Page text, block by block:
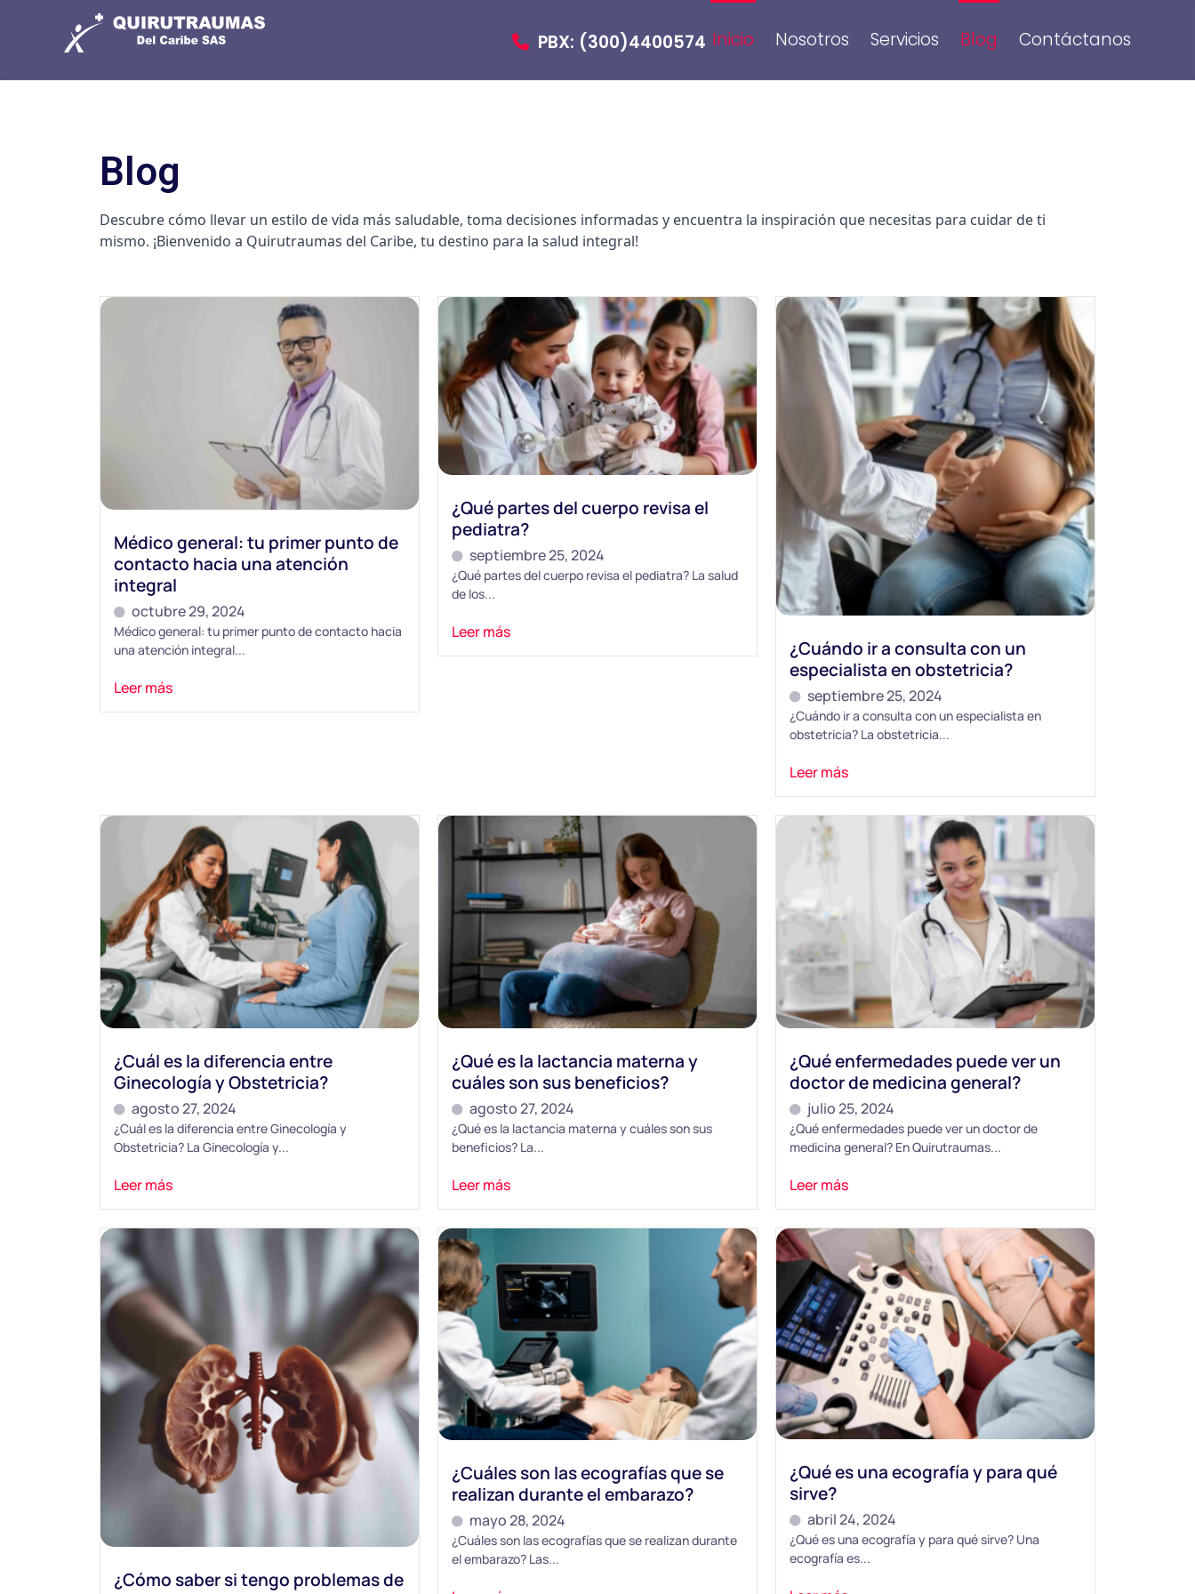
PBX: (300)4400574 Inicio Nosotros Servicios Blog Contáctanos
Blog
Descubre cómo llevar un estilo de vida más saludable, toma decisiones informadas y encuentra la inspiración que necesitas para cuidar de ti
mismo. ¡Bienvenido a Quirutraumas del Caribe, tu destino para la salud integral!
Médico general: tu primer punto de
contacto hacia una atención
integral
octubre 29, 2024
Médico general: tu primer punto de contacto hacia
una atención integral...
Leer más
¿Qué partes del cuerpo revisa el
pediatra?
septiembre 25, 2024
¿Qué partes del cuerpo revisa el pediatra? La salud
de los...
Leer más
¿Cuándo ir a consulta con un
especialista en obstetricia?
septiembre 25, 2024
¿Cuándo ir a consulta con un especialista en
obstetricia? La obstetricia...
Leer más
¿Cuál es la diferencia entre
Ginecología y Obstetricia?
agosto 27, 2024
¿Cuál es la diferencia entre Ginecología y
Obstetricia? La Ginecología y...
Leer más
¿Qué es la lactancia materna y
cuáles son sus beneficios?
agosto 27, 2024
¿Qué es la lactancia materna y cuáles son sus
beneficios? La...
Leer más
¿Qué enfermedades puede ver un
doctor de medicina general?
julio 25, 2024
¿Qué enfermedades puede ver un doctor de
medicina general? En Quirutraumas...
Leer más
¿Cómo saber si tengo problemas de
¿Cuáles son las ecografías que se
realizan durante el embarazo?
mayo 28, 2024
¿Cuáles son las ecografías que se realizan durante
el embarazo? Las...
¿Qué es una ecografía y para qué
sirve?
abril 24, 2024
¿Qué es una ecografía y para qué sirve? Una
ecografía es...